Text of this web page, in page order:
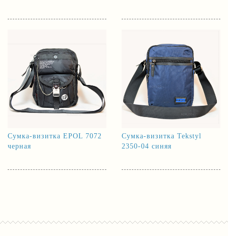
Сумка-визитка EPOL 7072
черная
Сумка-визитка Tekstyl
2350-04 синяя